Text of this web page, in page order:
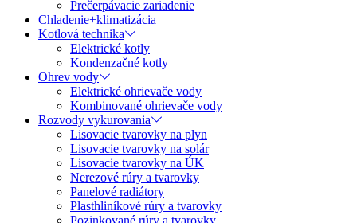
Prečerpávacie zariadenie
Chladenie+klimatizácia
Kotlová technika
Elektrické kotly
Kondenzačné kotly
Ohrev vody
Elektrické ohrievače vody
Kombinované ohrievače vody
Rozvody vykurovania
Lisovacie tvarovky na plyn
Lisovacie tvarovky na solár
Lisovacie tvarovky na ÚK
Nerezové rúry a tvarovky
Panelové radiátory
Plasthliníkové rúry a tvarovky